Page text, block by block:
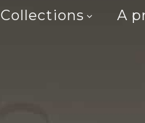
Collections A